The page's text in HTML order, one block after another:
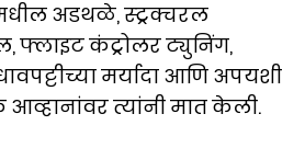
अडथळे, स्ट्रक्चरल
फ्लाइट कंट्रोलर ट्युनिंग,
मर्यादा आणि अपयशी
त्यांनी मात केली.